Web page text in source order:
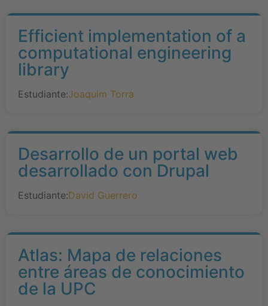
Efficient implementation of a
computational engineering
library
Estudiante:Joaquim Torra
Desarrollo de un portal web
desarrollado con Drupal
Estudiante:David Guerrero
Atlas: Mapa de relaciones
entre áreas de conocimiento
de la UPC